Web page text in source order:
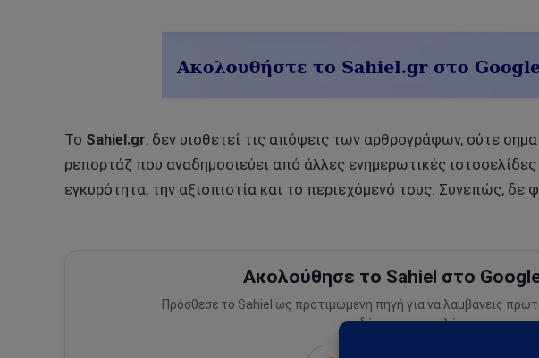
Το Sahiel.gr, δεν υιοθετεί τις απόψεις των αρθρογράφων, ούτε
ρεπορτάζ που αναδημοσιεύει από άλλες ενημερωτικές ιστοσελίδες
εγκυρότητα, την αξιοπιστία και το περιεχόμενό τους. Συνεπώς, δε
Ακολούθησε το Sahiel στο
Πρόσθεσε το Sahiel ως προτιμώμενη πηγή για να λαμβάνεις
ειδήσεις και αναλύσεις.